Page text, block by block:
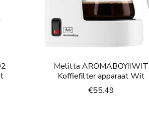
Melitta AROMABOYIIWIT
Koffiefilter apparaat Wit
€55.49